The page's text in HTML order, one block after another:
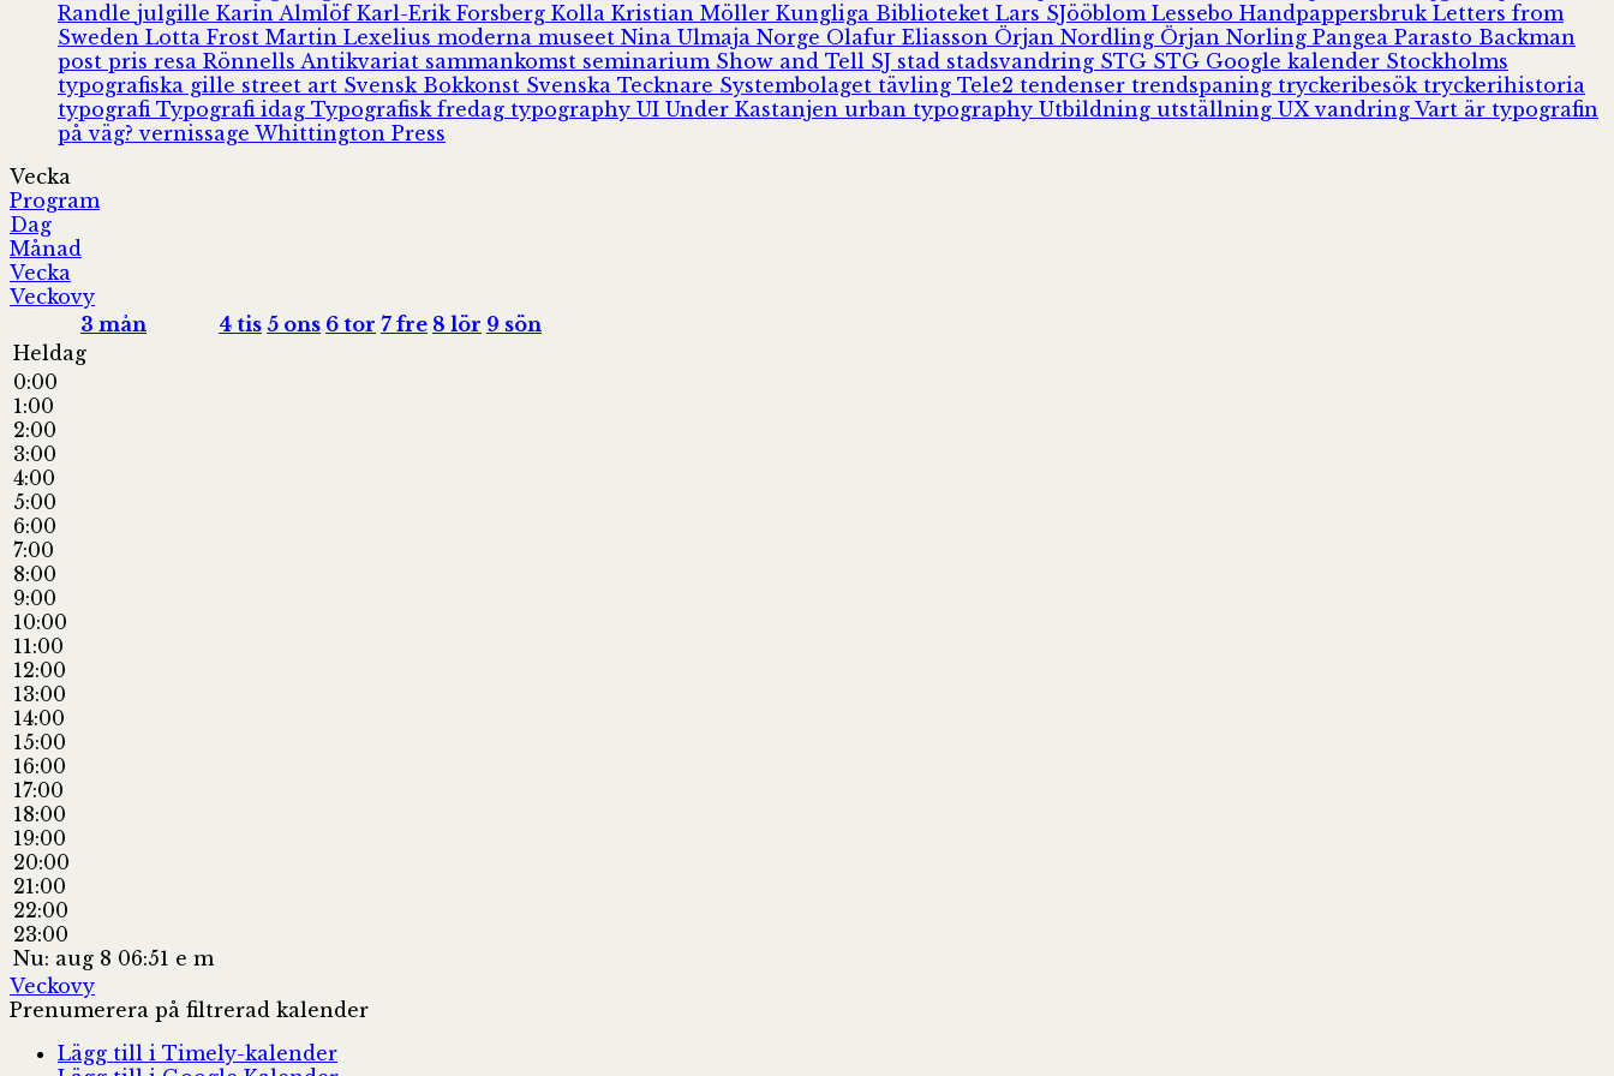
Randle julgille Karin Almlöf Karl-Erik Forsberg Kolla Kristian Möller Kungliga Biblioteket Lars SJööblom Lessebo Handpappersbruk Letters from
Sweden Lotta Frost Martin Lexelius moderna museet Nina Ulmaja Norge Olafur Eliasson Örjan Nordling Örjan Norling Pangea Parasto Backman
post pris resa Rönnells Antikvariat sammankomst seminarium Show and Tell SJ stad stadsvandring STG STG Google kalender Stockholms
typografiska gille street art Svensk Bokkonst Svenska Tecknare Systembolaget tävling Tele2 tendenser trendspaning tryckeribesök tryckerihistoria
typografi Typografi idag Typografisk fredag typography UI Under Kastanjen urban typography Utbildning utställning UXvandring Vart är typografin
på väg?vernissage Whittington Press
Vecka
Program
Dag
Månad
Vecka
Veckovy
3 mån 4 tis 5 ons 6 tor 7 fre 8 lör 9 sön
Heldag
0:00
1:00
2:00
3:00
4:00
5:00
6:00
7:00
8:00
9:00
10:00
11:00
12:00
13:00
14:00
15:00
16:00
17:00
18:00
19:00
20:00
21:00
22:00
23:00
Nu: aug 8 06:51 e m
Veckovy
Prenumerera på filtrerad kalender
Lägg till i Timely-kalender